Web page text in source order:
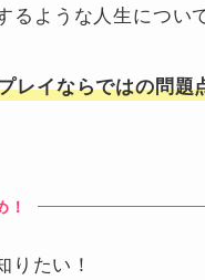
ような人生につい
レイならではの問題
！
りたい！